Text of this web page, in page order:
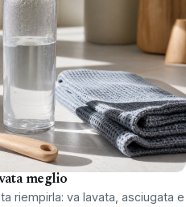
meglio
riempirla: va lavata, asciugata e